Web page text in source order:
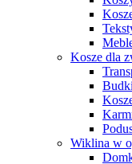
Kosze dla
Wiklina w